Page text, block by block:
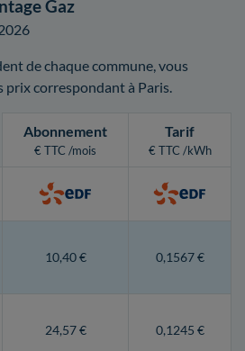
Gaz
de chaque commune, vous
prix correspondant à Paris.
Abonnement
€ TTC /mois
Tarif
€ TTC /kWh
10,40 € 0,1567 €
24,57 € 0,1245 €